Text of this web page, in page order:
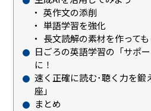
英作文の添削
単語学習を強化
長文読解の素材を作っても
日ごろの英語学習の「サポ
に！
速く正確に読む･聴く力を鍛
座」
まとめ